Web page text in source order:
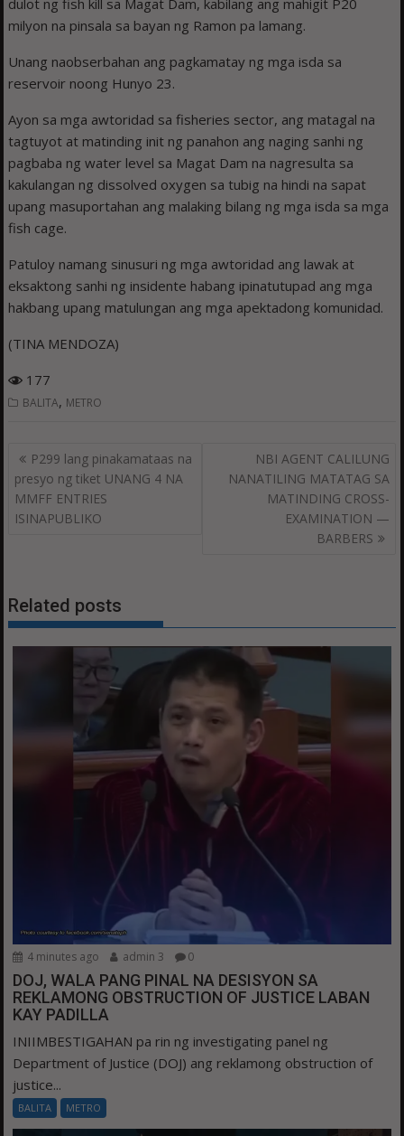
dulot ng fish kill sa Magat Dam, kabilang ang mahigit P20
milyon na pinsala sa bayan ng Ramon pa lamang.
Unang naobserbahan ang pagkamatay ng mga isda sa
reservoir noong Hunyo 23.
Ayon sa mga awtoridad sa fisheries sector, ang matagal na
tagtuyot at matinding init ng panahon ang naging sanhi ng
pagbaba ng water level sa Magat Dam na nagresulta sa
kakulangan ng dissolved oxygen sa tubig na hindi na sapat
upang masuportahan ang malaking bilang ng mga isda sa mga
fish cage.
Patuloy namang sinusuri ng mga awtoridad ang lawak at
eksaktong sanhi ng insidente habang ipinatutupad ang mga
hakbang upang matulungan ang mga apektadong komunidad.
(TINA MENDOZA)
177
BALITA, METRO
Post
navigation
P299 lang pinakamataas na
presyo ng tiket UNANG 4 NA
MMFF ENTRIES
ISINAPUBLIKO
NBI AGENT CALILUNG
NANATILING MATATAG SA
MATINDING CROSS-
EXAMINATION —
BARBERS
Related posts
4 minutes ago admin 3 0
DOJ, WALA PANG PINAL NA DESISYON SA
REKLAMONG OBSTRUCTION OF JUSTICE LABAN
KAY PADILLA
INIIMBESTIGAHAN pa rin ng investigating panel ng
Department of Justice (DOJ) ang reklamong obstruction of
justice...
BALITA METRO